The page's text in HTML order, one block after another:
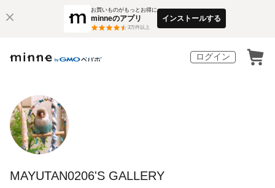
お買いものがもっとお得に
minneのアプリ
3万件以上
インストールする
ログイン
MAYUTAN0206'S GALLERY